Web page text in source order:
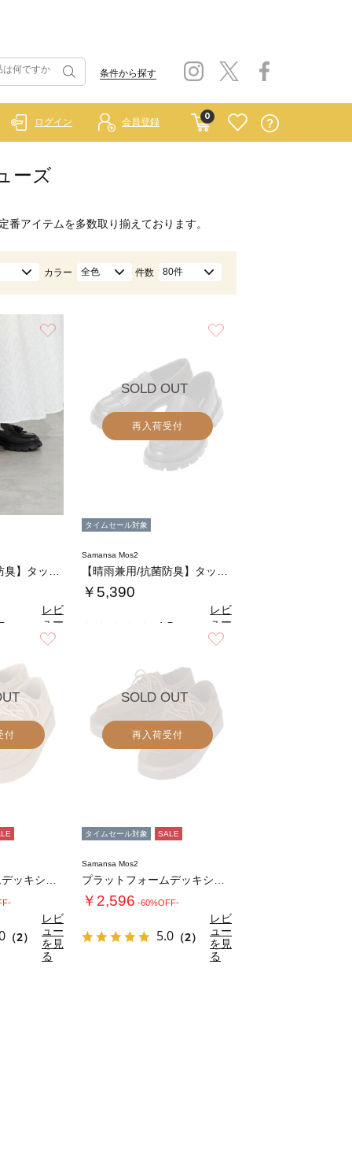
条件から探す
0
ログイン 会員登録
ーズ
番アイテムを多数取り揃えております。
カラー 全色 件数 80件
レビ
ュー
を見
る
SOLD OUT
再入荷受付
タイムセール対象
Samansa Mos2
￥5,390
4.5
レビ
ュー
を見
る
付
（2）
レビ
ュー
を見
る
SOLD OUT
再入荷受付
タイムセール対象 SALE
Samansa Mos2
￥2,596 -60%OFF-
5.0 （2）
レビ
ュー
を見
る